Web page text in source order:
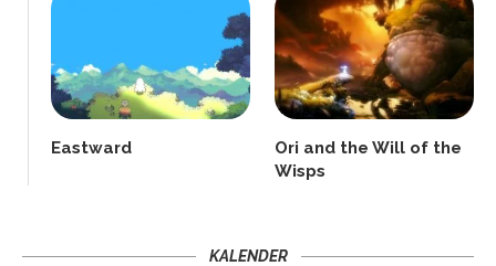
Eastward
Ori and the Will of the
Wisps
KALENDER